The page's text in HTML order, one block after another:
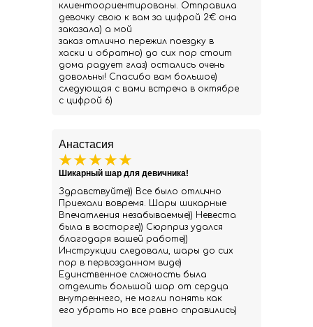
клиентоориентированы. Отправила
девочку свою к вам за цифрой 2€ она
заказала) а мой
заказ отлично пережил поездку в
хаски и обратно) до сих пор стоит
дома радует глаз) остались очень
довольны! Спасибо вам большое)
следующая с вами встреча в октябре
с цифрой 6)
Анастасия
Здравствуйте)) Все было отлично
Приехали вовремя. Шары шикарные
Впечатления незабываемые)) Невеста
была в восторге)) Сюрприз удался
благодаря вашей работе))
Инструкции следовали, шары до сих
пор в первозданном виде)
Единственное сложность была
отделить большой шар от сердца
внутреннего, не могли понять как
его убрать но все равно справились)
Шикарный шар для девичника!